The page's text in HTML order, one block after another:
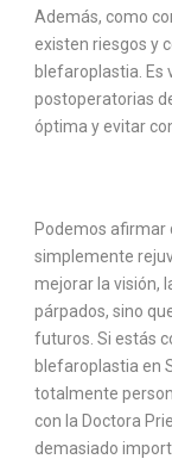
Además, como
existen riesgos y
blefaroplastia. Es
postoperatorias
óptima y evitar
Podemos afirmar
simplemente
mejorar la visión,
párpados, sino
futuros. Si estás
blefaroplastia en
totalmente
con la Doctora
demasiado